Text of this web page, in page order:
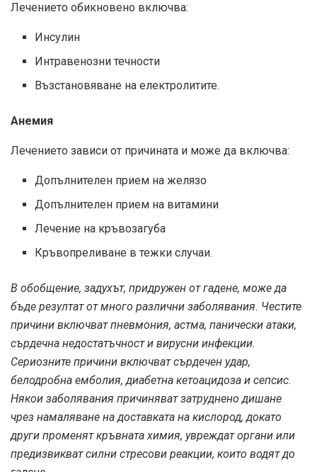
Лечението обикновено включва:
Инсулин
Интравенозни течности
Възстановяване на електролитите.
Анемия
Лечението зависи от причината и може да включва:
Допълнителен прием на желязо
Допълнителен прием на витамини
Лечение на кръвозагуба
Кръвопреливане в тежки случаи.
В обобщение, задухът, придружен от гадене, може да
бъде резултат от много различни заболявания. Честите
причини включват пневмония, астма, панически атаки,
сърдечна недостатъчност и вирусни инфекции.
Сериозните причини включват сърдечен удар,
белодробна емболия, диабетна кетоацидоза и сепсис.
Някои заболявания причиняват затруднено дишане
чрез намаляване на доставката на кислород, докато
други променят кръвната химия, увреждат органи или
предизвикват силни стресови реакции, които водят до